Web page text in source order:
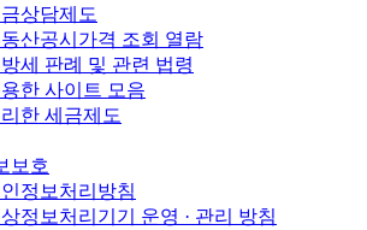
상담제도
산공시가격 조회 열람
세 판례 및 관련 법령
한 사이트 모음
한 세금제도
보호
정보처리방침
정보처리기기 운영 · 관리 방침